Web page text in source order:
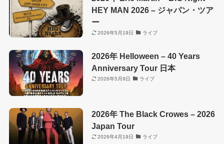
HEY MAN 2026 – ジャパン・ツア
ー
2026年5月19日 ライブ
2026年 Helloween – 40 Years
Anniversary Tour 日本
2026年5月9日 ライブ
2026年 The Black Crowes – 2026
Japan Tour
2026年4月19日 ライブ